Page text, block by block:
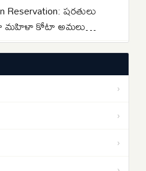
Reservation: షరతులు
మహిళా కోటా అమలు
రాహుల్ గాంధీ డిమాండ్
Hormuz: హోర్ముజ్ జలసంధిని
ఇరాన్‌తో ట్రంప్ రాజీ
నుంచి బయటపడదాం..
సెంట్కామ్ అధిపతి డాన్ కెయిన్
›
›
›